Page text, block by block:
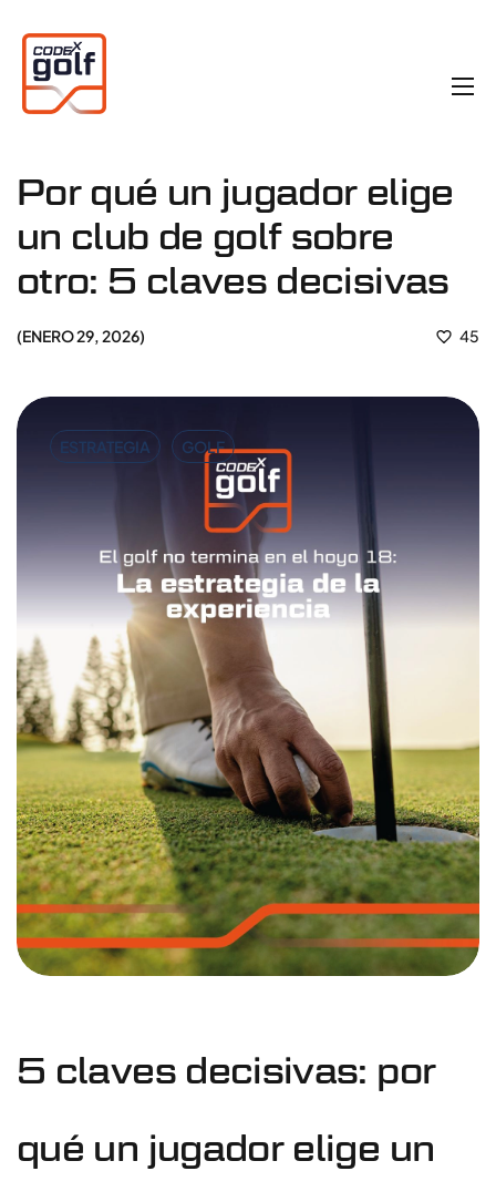
Por qué un jugador elige
un club de golf sobre
otro: 5 claves decisivas
ENERO 29, 2026 45
ESTRATEGIA GOLF
5 claves decisivas: por
qué un jugador elige un